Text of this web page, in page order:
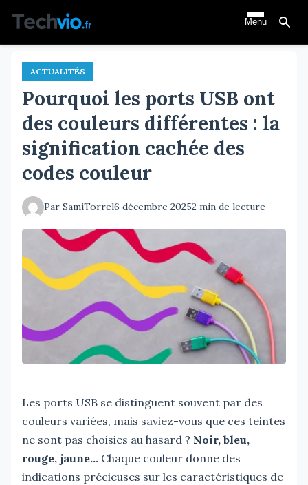
contenu
principal
Menu
ACTUALITÉS
Pourquoi les ports USB ont
des couleurs différentes : la
signification cachée des
codes couleur
Par SamiTorrel6 décembre 20252 min de lecture
Les ports USB se distinguent souvent par des
couleurs variées, mais saviez-vous que ces teintes
ne sont pas choisies au hasard ? Noir, bleu,
rouge, jaune… Chaque couleur donne des
indications précieuses sur les caractéristiques de